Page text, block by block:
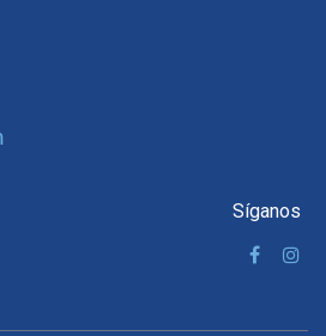
Síganos